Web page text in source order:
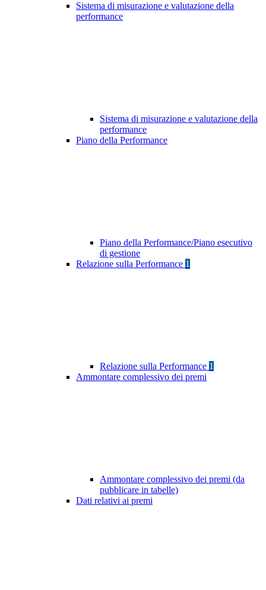
Sistema di misurazione e valutazione della
performance
Sistema di misurazione e valutazione della
performance
Piano della Performance
Piano della Performance/Piano esecutivo
di gestione
Relazione sulla Performance 1
Relazione sulla Performance 1
Ammontare complessivo dei premi
Ammontare complessivo dei premi (da
pubblicare in tabelle)
Dati relativi ai premi